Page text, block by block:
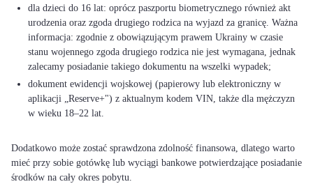
dla dzieci do 16 lat: oprócz paszportu biometrycznego również akt
urodzenia oraz zgoda drugiego rodzica na wyjazd za granicę. Ważna
informacja: zgodnie z obowiązującym prawem Ukrainy w czasie
stanu wojennego zgoda drugiego rodzica nie jest wymagana, jednak
zalecamy posiadanie takiego dokumentu na wszelki wypadek;
dokument ewidencji wojskowej (papierowy lub elektroniczny w
aplikacji „Reserve+") z aktualnym kodem VIN, także dla mężczyzn
w wieku 18–22 lat.
Dodatkowo może zostać sprawdzona zdolność finansowa, dlatego warto
mieć przy sobie gotówkę lub wyciągi bankowe potwierdzające posiadanie
środków na cały okres pobytu.